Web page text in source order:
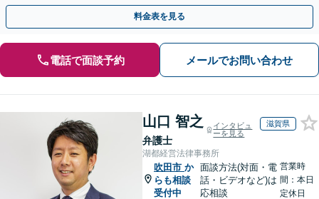
過去に１００件超の遺言作成のお手伝いをしました。
料金表を見る
電話で面談予約 メールでお問い合わせ
山口 智之
弁護士
インタビュ
ーを見る
滋賀県
湖都経営法律事務所
吹田市 か
らも相談
受付中
面談方法(対面・電
話・ビデオなど)は
応相談
営業時
間：本日
定休日